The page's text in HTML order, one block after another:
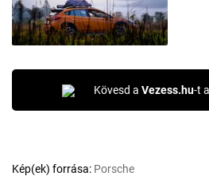
Kövesd a Vezess.hu-t
Kép(ek) forrása: Porsche